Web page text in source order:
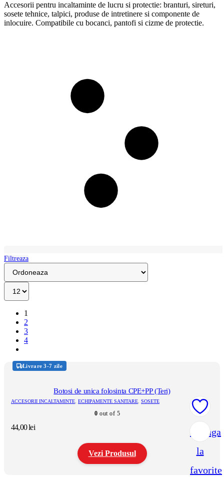
Accesorii pentru incaltaminte de lucru si protectie: branturi, sireturi,
sosete tehnice, talpici, produse de intretinere si componente de
inlocuire. Compatibile cu bocanci, pantofi si cizme de protectie.
Filtreaza
1
2
3
4
Adauga
la
favorite
Livrare 3-7 zile
Botosi de unica folosinta CPE+PP (Teri)
ACCESORII INCALTAMINTE, ECHIPAMENTE SANITARE, SOSETE
0 out of 5
44,00lei
Vezi Produsul